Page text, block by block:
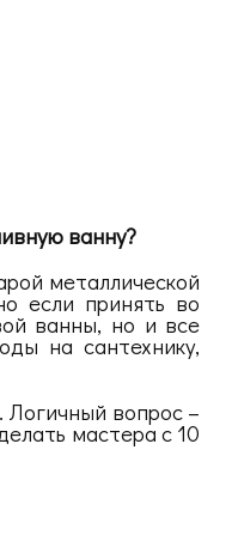
ванну?
металлической
если принять во
ванны, но и все
на сантехнику,
Логичный вопрос –
мастера с 10